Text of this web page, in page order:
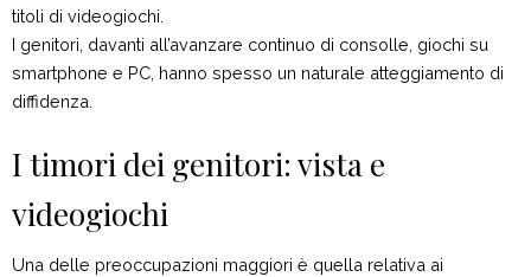
titoli di videogiochi.
I genitori, davanti all’avanzare continuo di consolle, giochi su
smartphone e PC, hanno spesso un naturale atteggiamento di
diffidenza.
I timori dei genitori: vista e
videogiochi
Una delle preoccupazioni maggiori è quella relativa ai